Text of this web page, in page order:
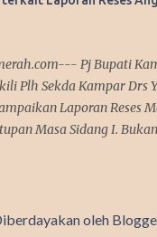
ekonomi sekuler di
Menurut Wali Kota,
Pj Bupati
Plh Sekda Kampar Drs
Laporan Reses
Masa Sidang I.
hasil reses dari setiap
oleh